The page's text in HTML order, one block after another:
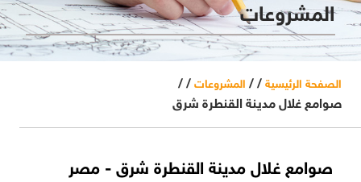
المشروعات
الصفحة الرئيسية / / المشروعات / /
صوامع غلال مدينة القنطرة شرق
صوامع غلال مدينة القنطرة شرق - مصر